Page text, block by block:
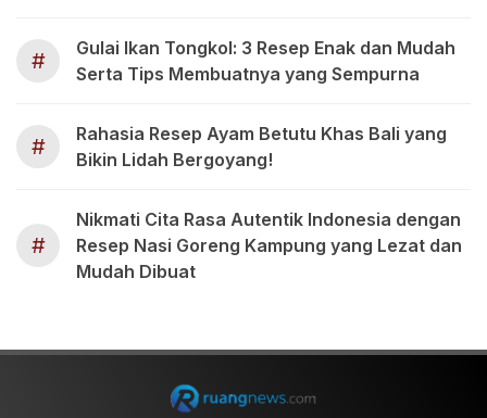
#
Gulai Ikan Tongkol: 3 Resep Enak dan Mudah
Serta Tips Membuatnya yang Sempurna
#
Rahasia Resep Ayam Betutu Khas Bali yang
Bikin Lidah Bergoyang!
#
Nikmati Cita Rasa Autentik Indonesia dengan
Resep Nasi Goreng Kampung yang Lezat dan
Mudah Dibuat